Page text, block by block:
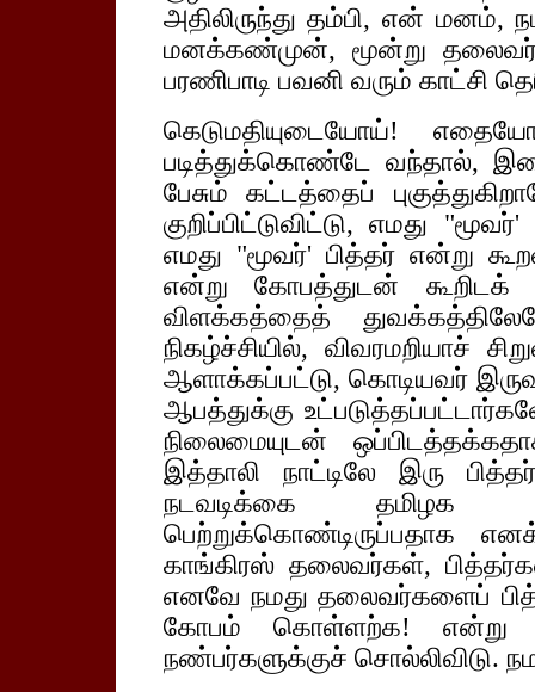
அதிலிருந்து தம்பி, என் மனம்,
மனக்கண்முன், மூன்று
பரணிபாடி பவனி வரும் காட்சி
கெடுமதியுடையோய்!
படித்துக்கொண்டே வந்தால்,
பேசும் கட்டத்தைப்
குறிப்பிட்டுவிட்டு, எமது
எமது "மூவர்' பித்தர் என்று
என்று கோபத்துடன்
விளக்கத்தைத்
நிகழ்ச்சியில், விவரமறியாச்
ஆளாக்கப்பட்டு, கொடியவர்
ஆபத்துக்கு
நிலைமையுடன்
இத்தாலி நாட்டிலே இரு
நடவடிக்கை தமிழக
பெற்றுக்கொண்டிருப்பதாக
காங்கிரஸ் தலைவர்கள்,
எனவே நமது தலைவர்களைப்
கோபம் கொள்ளற்க! என்று
நண்பர்களுக்குச் சொல்லிவிடு.